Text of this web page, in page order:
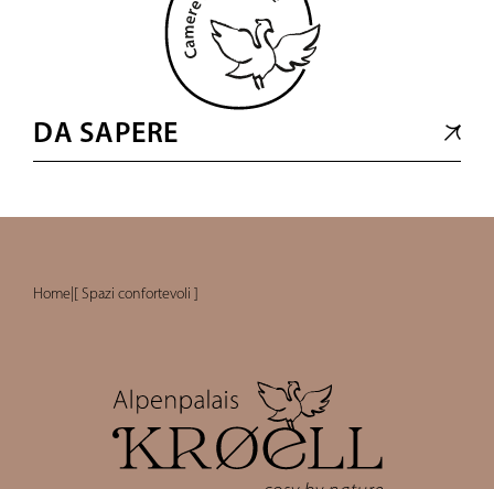
DA SAPERE
Home [ Spazi confortevoli ]